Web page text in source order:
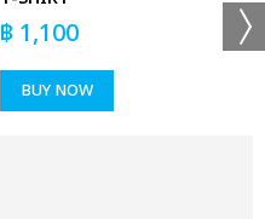
฿ 1,100
BUY NOW